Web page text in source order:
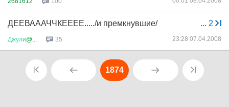
... 2
ДЕЕВАААЧЧКЕЕЕЕ...../и премкнувшие/
Джули@... 35 23:28 07.04.2008
1874